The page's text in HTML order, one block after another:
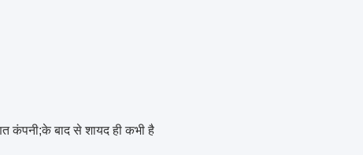
कंपनी;के बाद से शायद ही कभी है